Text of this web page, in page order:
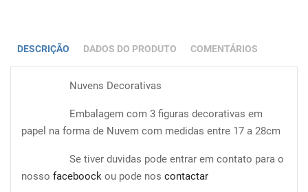
DESCRIÇÃO DADOS DO PRODUTO COMENTÁRIOS
Nuvens Decorativas
Embalagem com 3 figuras decorativas em
papel na forma de Nuvem com medidas entre 17 a 28cm
Se tiver duvidas pode entrar em contato para o
nosso faceboock ou pode nos contactar